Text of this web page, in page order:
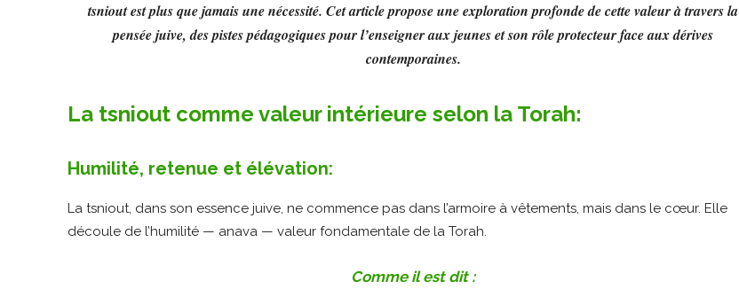
tsniout est plus que jamais une nécessité. Cet article propose une exploration profonde de cette valeur à travers la
pensée juive, des pistes pédagogiques pour l’enseigner aux jeunes et son rôle protecteur face aux dérives
contemporaines.
La tsniout comme valeur intérieure selon la Torah:
Humilité, retenue et élévation:
La tsniout, dans son essence juive, ne commence pas dans l’armoire à vêtements, mais dans le cœur. Elle
découle de l’humilité — anava — valeur fondamentale de la Torah.
Comme il est dit :